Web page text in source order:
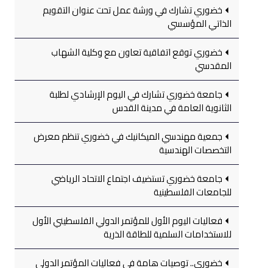
خضوري تشارك في ورشة عمل تحت عنوان التقويم
الذاتي المؤسسي
خضوري توقع اتفاقية تعاون مع وكلية الشهاب
المقدسي
جامعة خضوري تشارك في اليوم الإرشادي لطلبة
الثانوية العامة في مدينة القدس
جمعية مهندسي الميكانيك في خضوري تنظم معرض
التخصصات الهندسية
جامعة خضوري تستضيف اجتماع الاتحاد الرياضي
للجامعات الفلسطينية
فعاليات اليوم الأول للمؤتمر الدولي الفلسطيني الأول
للاستخدامات السلمية للطاقة الذرية
خضوري.. توصيات هامة في فعاليات المؤتمر الدولي